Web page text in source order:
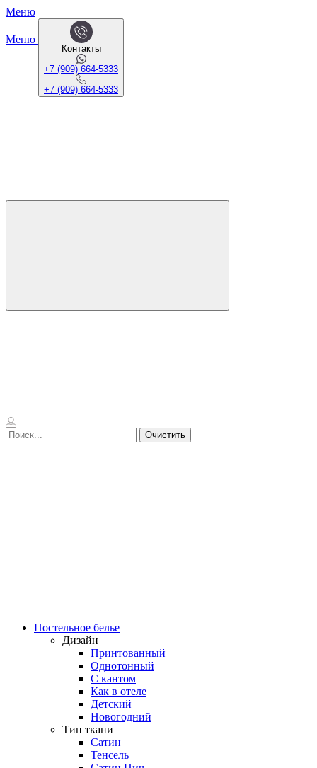
Меню
Меню
Контакты
+7 (909) 664-5333
+7 (909) 664-5333
Очистить
Постельное белье
Дизайн
Принтованный
Однотонный
С кантом
Как в отеле
Детский
Новогодний
Тип ткани
Сатин
Тенсель